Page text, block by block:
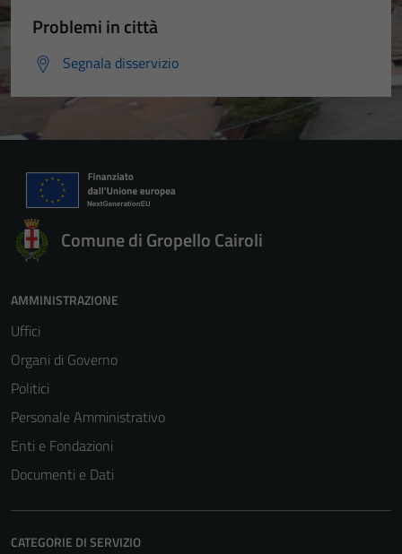
Problemi in città
Segnala disservizio
Comune di Gropello Cairoli
AMMINISTRAZIONE
Uffici
Organi di Governo
Politici
Personale Amministrativo
Enti e Fondazioni
Documenti e Dati
CATEGORIE DI SERVIZIO